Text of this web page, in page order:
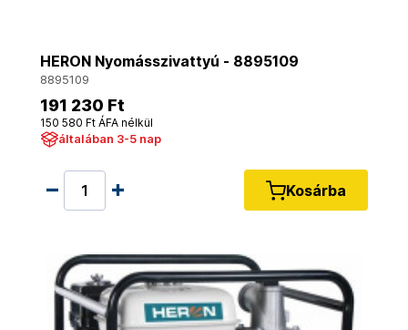
HERON Nyomásszivattyú - 8895109
8895109
191 230 Ft
150 580 Ft ÁFA nélkül
általában 3-5 nap
Kosárba